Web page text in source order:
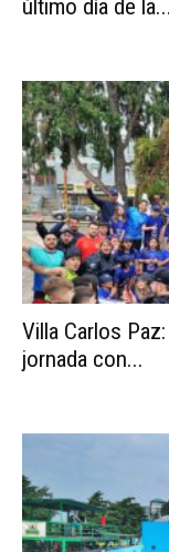
último día de la...
Villa Carlos
jornada con...